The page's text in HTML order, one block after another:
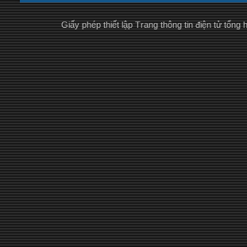
Giấy phép thiết lập Trang thông tin điện tử